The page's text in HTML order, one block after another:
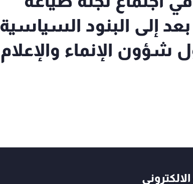
إلى البنود السياسية
شؤون الإنماء والإعلام